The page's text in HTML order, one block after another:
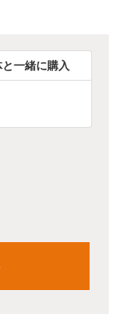
一緒に購入